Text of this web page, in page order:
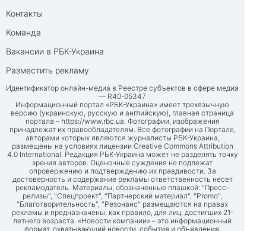
Контакты
Команда
Вакансии в РБК-Украина
Разместить рекламу
Идентификатор онлайн-медиа в Реестре субъектов в сфере медиа
— R40-05347
Информационный портал «РБК-Украина» имеет трехязычную
версию (украинскую, русскую и английскую), главная страница
портала – https://www.rbc.ua. Фотографии, изображения
принадлежат их правообладателям. Все фотографии на Портале,
авторами которых являются журналисты РБК-Украина,
размещены на условиях лицензии Creative Commons Attribution
4.0 International. Редакция РБК-Украина может не разделять точку
зрения авторов. Оценочные суждения не подлежат
опровержению и подтверждению их правдивости. За
достоверность и содержание рекламы ответственность несет
рекламодатель. Материалы, обозначенные плашкой: "Пресс-
релизы", "Спецпроект", "Партнерский материал", "Promo",
"Благотворительность", "Резонанс" размещаются на правах
рекламы и предназначены, как правило, для лиц, достигших 21-
летнего возраста. «Новости компании» – это информационный
формат, охватывающий новости, события и объявления,